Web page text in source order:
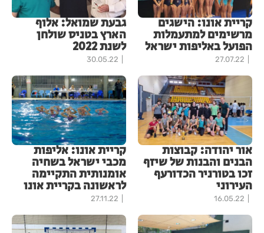
קריית אונו: הישגים
מרשימים למתעמלות
הפועל באליפות ישראל
27.07.22
גבעת שמואל: אלוף
הארץ בטניס שולחן
לשנת 2022
30.05.22
אור יהודה: קבוצות
הבנים והבנות של שיזף
זכו בטורניר הכדורעף
העירוני
16.05.22
קריית אונו: אליפות
מכבי ישראל בשחיה
אומנותית התקיימה
לראשונה בקריית אונו
27.11.22